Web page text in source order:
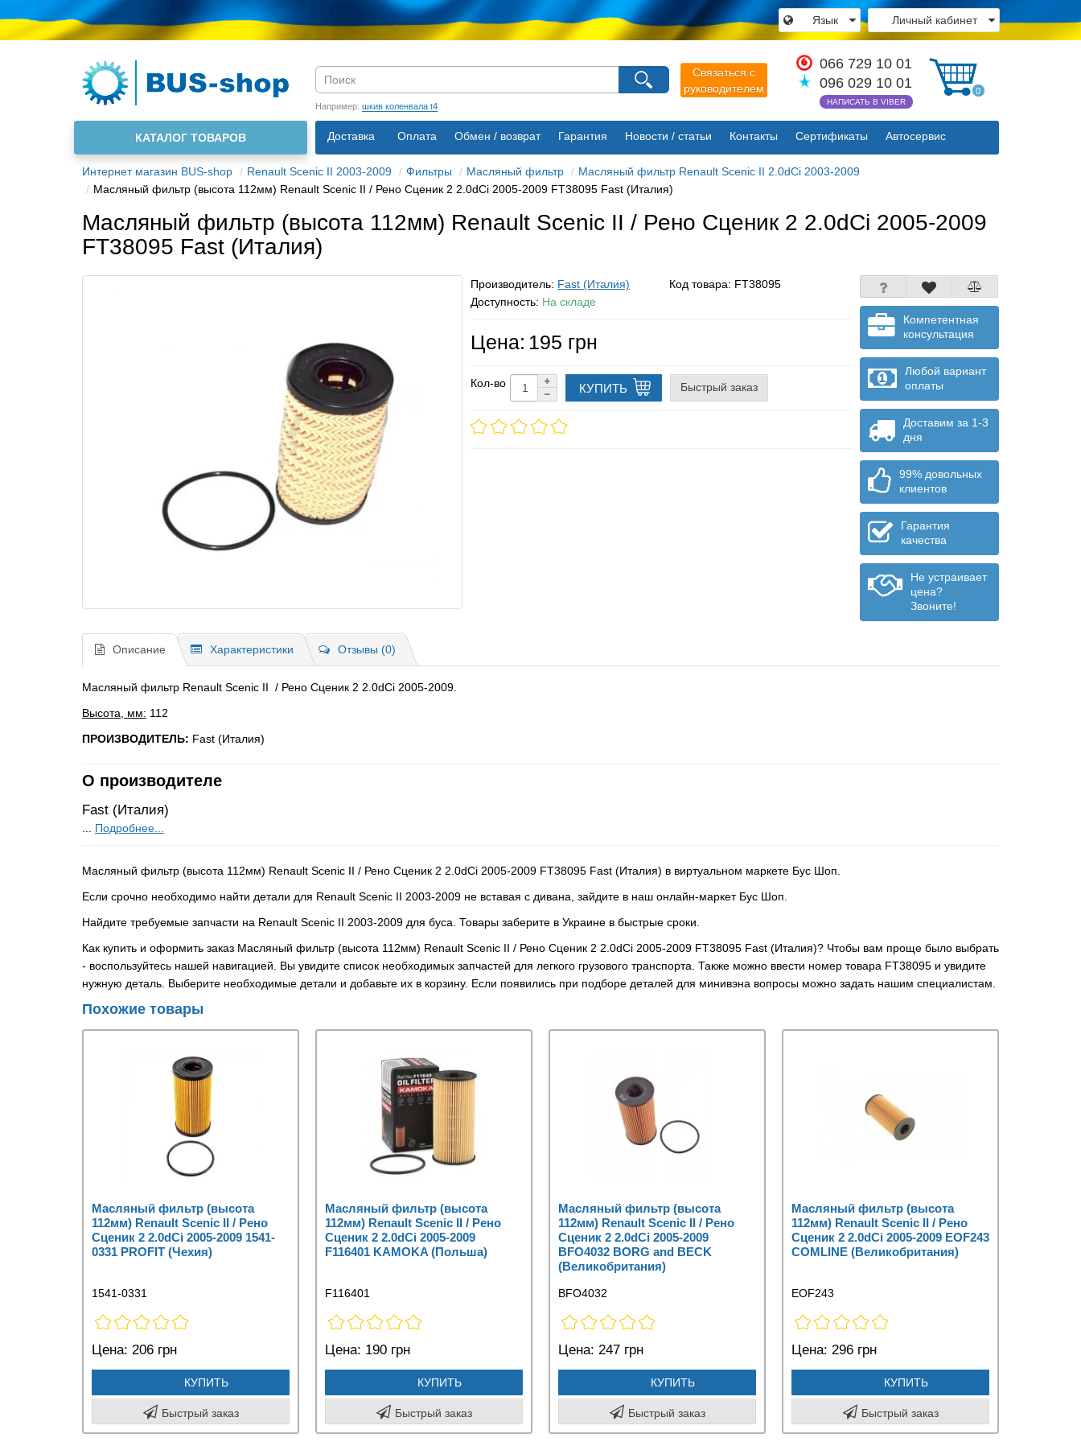
Личный кабинет
Язык
Связаться с
руководителем
066 729 10 01
096 029 10 01
НАПИСАТЬ В VIBER
0
Например: шкив коленвала t4
Доставка Оплата Обмен / возврат Гарантия Новости / статьи Контакты Сертификаты Автосервис
О нас
КАТАЛОГ ТОВАРОВ
Интернет магазин BUS-shop Renault Scenic II 2003-2009 Фильтры Масляный фильтр
Масляный фильтр Renault Scenic II 2.0dCi 2003-2009
Масляный фильтр (высота 112мм) Renault Scenic II / Рено Сценик 2 2.0dCi 2005-2009 FT38095 Fast (Италия)
×
Закрыть
Масляный фильтр (высота 112мм) Renault Scenic II / Рено Сценик 2 2.0dCi 2005-2009
FT38095 Fast (Италия)
Производитель: Fast (Италия) Код товара: FT38095
Доступность: На складе
Цена: 195 грн
Кол-во КУПИТЬ Быстрый заказ
Компетентная
консультация
Любой вариант
оплаты
Доставим за 1-3
дня
99% довольных
клиентов
Гарантия
качества
Не устраивает
цена?
Звоните!
Описание Характеристики Отзывы (0)
Масляный фильтр Renault Scenic II / Рено Сценик 2 2.0dCi 2005-2009.
Высота, мм: 112
ПРОИЗВОДИТЕЛЬ: Fast (Италия)
О производителе
Fast (Италия)
Подробнее...
Масляный фильтр (высота 112мм) Renault Scenic II / Рено Сценик 2 2.0dCi 2005-2009 FT38095 Fast (Италия) в виртуальном маркете Бус Шоп.
Если срочно необходимо найти детали для Renault Scenic II 2003-2009 не вставая с дивана, зайдите в наш онлайн-маркет Бус Шоп.
Найдите требуемые запчасти на Renault Scenic II 2003-2009 для буса. Товары заберите в Украине в быстрые сроки.
Как купить и оформить заказ Масляный фильтр (высота 112мм) Renault Scenic II / Рено Сценик 2 2.0dCi 2005-2009 FT38095 Fast (Италия)? Чтобы вам проще было выбрать
- воспользуйтесь нашей навигацией. Вы увидите список необходимых запчастей для легкого грузового транспорта. Также можно ввести номер товара FT38095 и увидите
нужную деталь. Выберите необходимые детали и добавьте их в корзину. Если появились при подборе деталей для минивэна вопросы можно задать нашим специалистам.
Похожие товары
Масляный фильтр (высота
112мм) Renault Scenic II / Рено
Сценик 2 2.0dCi 2005-2009 1541-
0331 PROFIT (Чехия)
1541-0331
Цена: 206 грн
КУПИТЬ
Быстрый заказ
Масляный фильтр (высота
112мм) Renault Scenic II / Рено
Сценик 2 2.0dCi 2005-2009
F116401 KAMOKA (Польша)
F116401
Цена: 190 грн
КУПИТЬ
Быстрый заказ
Масляный фильтр (высота
112мм) Renault Scenic II / Рено
Сценик 2 2.0dCi 2005-2009
BFO4032 BORG and BECK
(Великобритания)
BFO4032
Цена: 247 грн
КУПИТЬ
Быстрый заказ
Масляный фильтр (высота
112мм) Renault Scenic II / Рено
Сценик 2 2.0dCi 2005-2009 EOF243
COMLINE (Великобритания)
EOF243
Цена: 296 грн
КУПИТЬ
Быстрый заказ